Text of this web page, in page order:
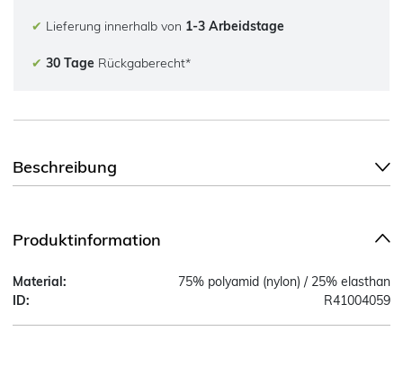
✔ Lieferung innerhalb von 1-3 Arbeidstage
✔ 30 Tage Rückgaberecht*
Beschreibung
Produktinformation
Material:
75% polyamid (nylon) / 25% elasthan
ID:
R41004059